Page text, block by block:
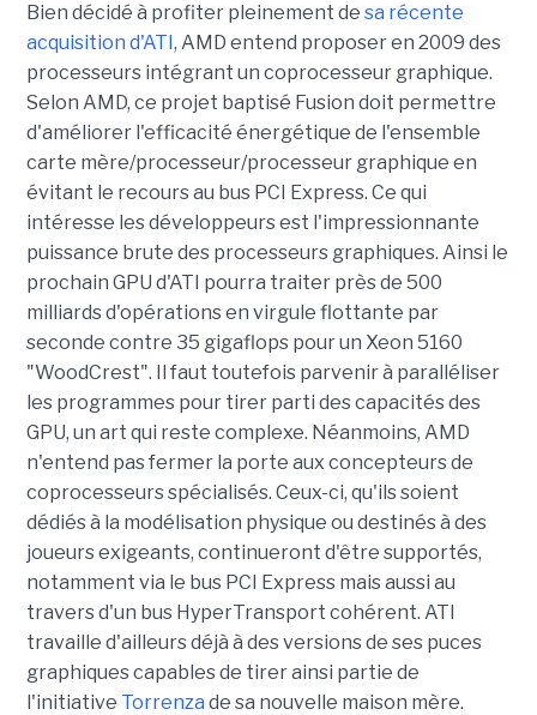
Bien décidé à profiter pleinement de sa récente
acquisition d'ATI, AMD entend proposer en 2009 des
processeurs intégrant un coprocesseur graphique.
Selon AMD, ce projet baptisé Fusion doit permettre
d'améliorer l'efficacité énergétique de l'ensemble
carte mère/processeur/processeur graphique en
évitant le recours au bus PCI Express. Ce qui
intéresse les développeurs est l'impressionnante
puissance brute des processeurs graphiques. Ainsi le
prochain GPU d'ATI pourra traiter près de 500
milliards d'opérations en virgule flottante par
seconde contre 35 gigaflops pour un Xeon 5160
"WoodCrest". Il faut toutefois parvenir à paralléliser
les programmes pour tirer parti des capacités des
GPU, un art qui reste complexe. Néanmoins, AMD
n'entend pas fermer la porte aux concepteurs de
coprocesseurs spécialisés. Ceux-ci, qu'ils soient
dédiés à la modélisation physique ou destinés à des
joueurs exigeants, continueront d'être supportés,
notamment via le bus PCI Express mais aussi au
travers d'un bus HyperTransport cohérent. ATI
travaille d'ailleurs déjà à des versions de ses puces
graphiques capables de tirer ainsi partie de
l'initiative Torrenza de sa nouvelle maison mère.